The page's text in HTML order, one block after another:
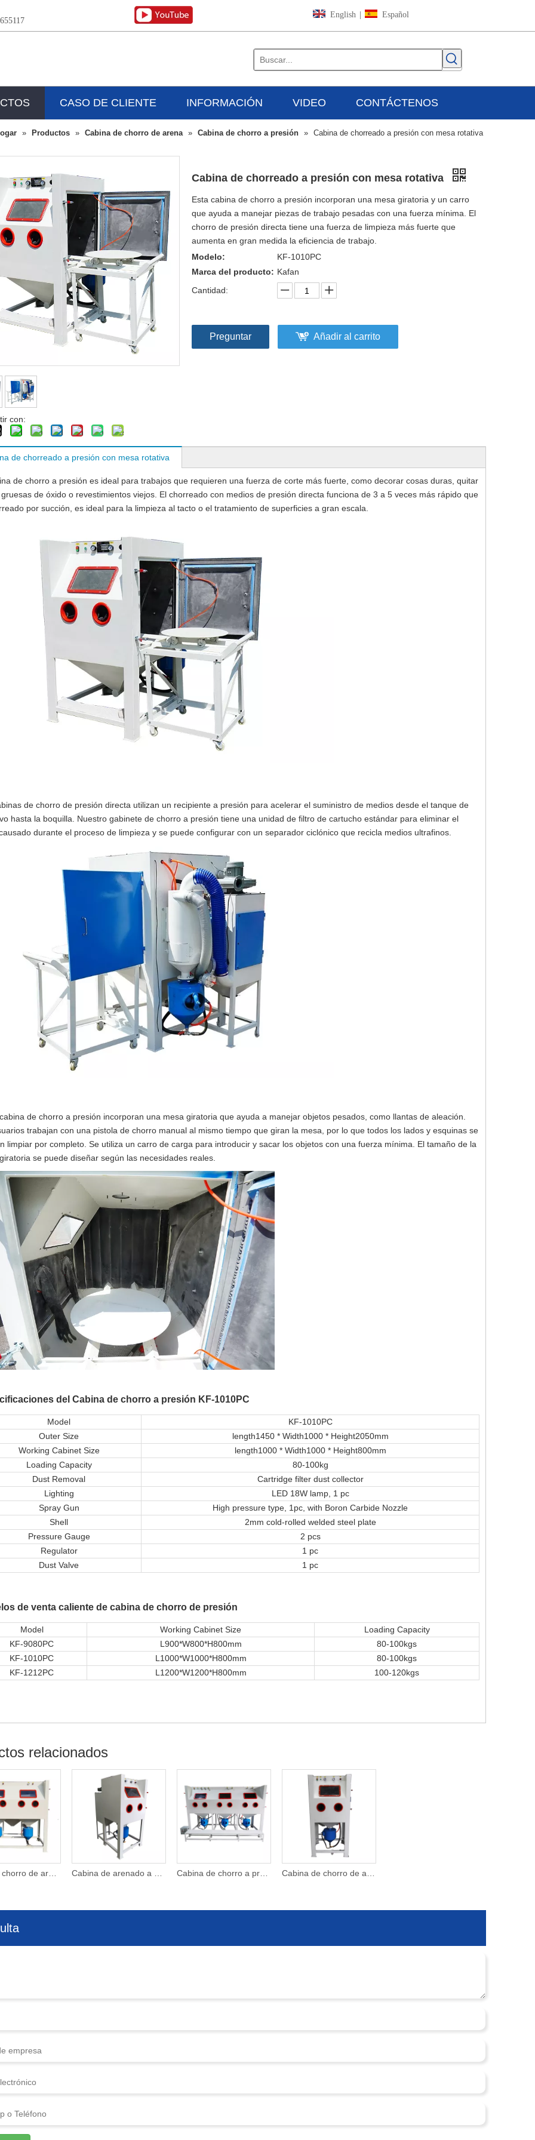
English Español
CASO DE CLIENTE INFORMACIÓN VIDEO CONTÁCTENOS
» Productos » Cabina de chorro de arena » Cabina de chorro a presión » Cabina de chorreado a presión con mesa rotativa
con:
Cabina de chorreado a presión con mesa rotativa
Esta cabina de chorro a presión incorporan una mesa giratoria y un carro
que ayuda a manejar piezas de trabajo pesadas con una fuerza mínima. El
chorro de presión directa tiene una fuerza de limpieza más fuerte que
aumenta en gran medida la eficiencia de trabajo.
Modelo:
KF-1010PC
Marca del producto: Kafan
Cantidad:
Preguntar Añadir al carrito
de chorreado a presión con mesa rotativa
de chorro a presión es ideal para trabajos que requieren una fuerza de corte más fuerte, como decorar cosas duras, quitar
de óxido o revestimientos viejos. El chorreado con medios de presión directa funciona de 3 a 5 veces más rápido que
por succión, es ideal para la limpieza al tacto o el tratamiento de superficies a gran escala.
de chorro de presión directa utilizan un recipiente a presión para acelerar el suministro de medios desde el tanque de
hasta la boquilla. Nuestro gabinete de chorro a presión tiene una unidad de filtro de cartucho estándar para eliminar el
durante el proceso de limpieza y se puede configurar con un separador ciclónico que recicla medios ultrafinos.
de chorro a presión incorporan una mesa giratoria que ayuda a manejar objetos pesados, como llantas de aleación.
trabajan con una pistola de chorro manual al mismo tiempo que giran la mesa, por lo que todos los lados y esquinas se
limpiar por completo. Se utiliza un carro de carga para introducir y sacar los objetos con una fuerza mínima. El tamaño de la
se puede diseñar según las necesidades reales.
del Cabina de chorro a presión KF-1010PC
Model
KF-1010PC
Outer Size
length1450 * Width1000 * Height2050mm
Working Cabinet Size
length1000 * Width1000 * Height800mm
Loading Capacity
80-100kg
Dust Removal
Cartridge filter dust collector
Lighting
LED 18W lamp, 1 pc
Spray Gun
High pressure type, 1pc, with Boron Carbide Nozzle
Shell
2mm cold-rolled welded steel plate
Pressure Gauge
2 pcs
Regulator
1 pc
Dust Valve
1 pc
de venta caliente de cabina de chorro de presión
Model Working Cabinet Size
Loading Capacity
KF-9080PC
L900*W800*H800mm
80-100kgs
KF-1010PC
L1000*W1000*H800mm
80-100kgs
KF-1212PC
L1200*W1200*H800mm 100-120kgs
relacionados